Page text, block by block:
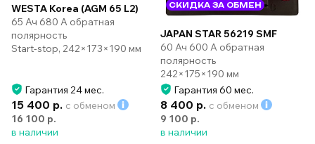
WESTA Korea (AGM 65 L2)
65 Ач 680 А обратная
полярность
Start-stop, 242×173×190 мм
Гарантия 24 мес.
15 400 р. с обменом
16 100 р.
в наличии
СКИДКА ЗА ОБМЕН
JAPAN STAR 56219 SMF
60 Ач 600 А обратная
полярность
242×175×190 мм
Гарантия 60 мес.
8 400 р. с обменом
9 100 р.
в наличии